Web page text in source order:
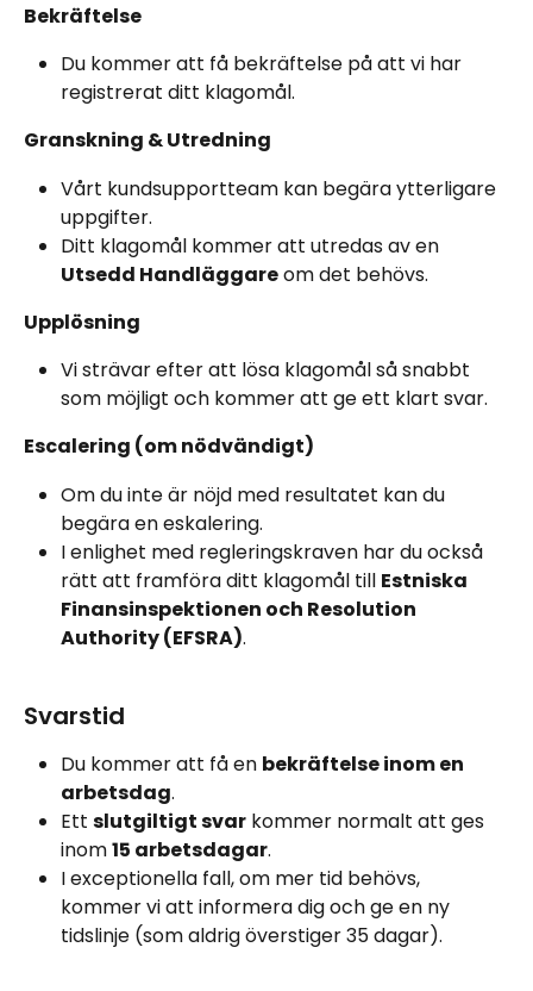
Bekräftelse
Du kommer att få bekräftelse på att vi har
registrerat ditt klagomål.
Granskning & Utredning
Vårt kundsupportteam kan begära ytterligare
uppgifter.
Ditt klagomål kommer att utredas av en
Utsedd Handläggare om det behövs.
Upplösning
Vi strävar efter att lösa klagomål så snabbt
som möjligt och kommer att ge ett klart svar.
Escalering (om nödvändigt)
Om du inte är nöjd med resultatet kan du
begära en eskalering.
I enlighet med regleringskraven har du också
rätt att framföra ditt klagomål till Estniska
Finansinspektionen och Resolution
Authority (EFSRA).
Svarstid
Du kommer att få en bekräftelse inom en
arbetsdag.
Ett slutgiltigt svar kommer normalt att ges
inom 15 arbetsdagar.
I exceptionella fall, om mer tid behövs,
kommer vi att informera dig och ge en ny
tidslinje (som aldrig överstiger 35 dagar).